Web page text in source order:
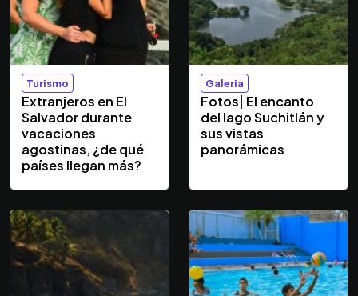
Turismo
Extranjeros en El
Salvador durante
vacaciones
agostinas, ¿de qué
países llegan más?
Galeria
Fotos| El encanto
del lago Suchitlán y
sus vistas
panorámicas